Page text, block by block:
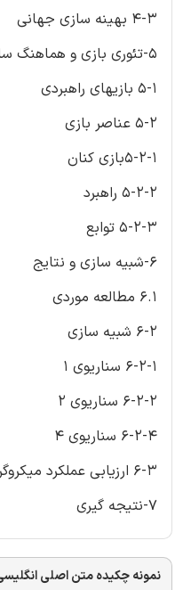
4-3 بهینه سازی جهانی
5-تئوری بازی و هماهنگ سازی چند عاملی
5-1 بازیهای راهبردی
5-2 عناصر بازی
5-2-1بازی کنان
5-2-2 راهبرد
5-2-3 توابع
6-شبیه سازی و نتایج
6.1 مطالعه موردی
6-2 شبیه سازی
6-2-1 سناریوی 1
6-2-2 سناریوی 2
6-2-4 سناریوی 4
6-3 ارزیابی عملکرد میکروگرید
7-نتیجه گیری
نمونه چکیده متن اصلی